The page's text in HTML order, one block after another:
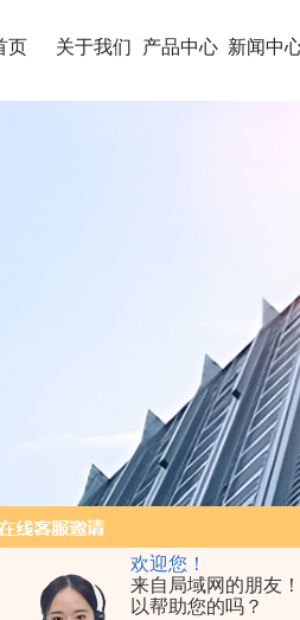
欢迎您！
来自局域网的朋友
以帮助您的吗？
页 关于我们 产品中心 新闻中